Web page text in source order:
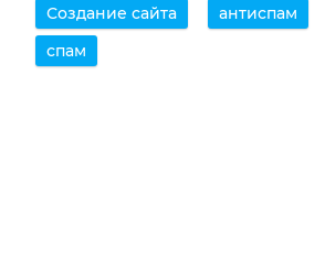
Создание сайта
антиспам
спам